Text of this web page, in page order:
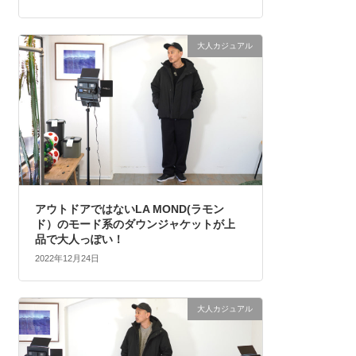
大人カジュアル
アウトドアではないLA MOND(ラモン
ド）のモード系のダウンジャケットが上
品で大人っぽい！
2022年12月24日
大人カジュアル